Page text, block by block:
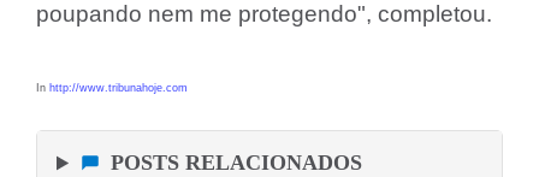
poupando nem me protegendo", completou.
In http://www.tribunahoje.com
POSTS RELACIONADOS